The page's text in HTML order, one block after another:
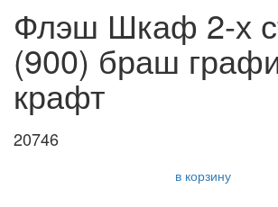
Флэш Шкаф 2-х
(900) браш
крафт
20746
в корзину